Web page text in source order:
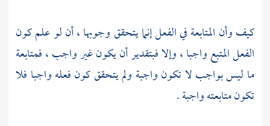
كيف وأن المتابعة في الفعل إنما يتحقق وجوبها ، أن لو علم كون
الفعل المتبع واجبا ، وإلا فبتقدير أن يكون غير واجب ، فمتابعة
ما ليس بواجب لا تكون واجبة ولم يتحقق كون فعله واجبا فلا
تكون متابعته واجبة .